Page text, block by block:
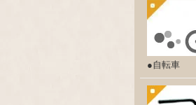
●自転車